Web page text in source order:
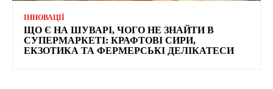
ІННОВАЦІЇ
ЩО Є НА ШУВАРІ, ЧОГО НЕ ЗНАЙТИ В
СУПЕРМАРКЕТІ: КРАФТОВІ СИРИ,
ЕКЗОТИКА ТА ФЕРМЕРСЬКІ ДЕЛІКАТЕСИ